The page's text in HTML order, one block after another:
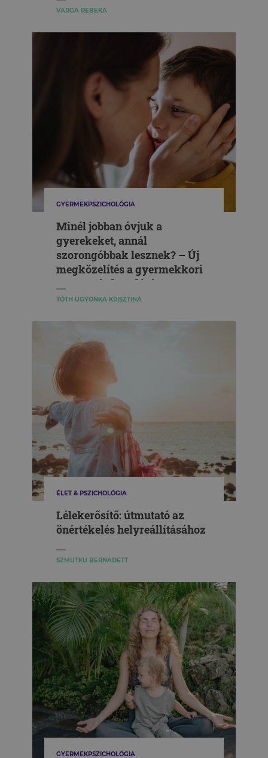
VARGA REBEKA
GYERMEKPSZICHOLÓGIA
Minél jobban óvjuk a
gyerekeket, annál
szorongóbbak lesznek? – Új
megközelítés a gyermekkori
szorongás kezelésére
TÓTH UGYONKA KRISZTINA
ÉLET & PSZICHOLÓGIA
Lélekerősítő: útmutató az
önértékelés helyreállításához
SZMUTKU BERNADETT
GYERMEKPSZICHOLÓGIA